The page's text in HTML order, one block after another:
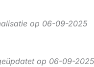
op 06-09-2025
op 06-09-